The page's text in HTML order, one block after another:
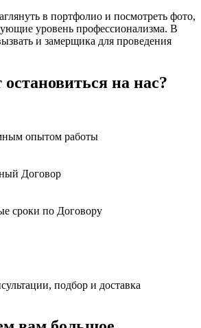
в портфолио и посмотреть фото,
уровень профессионализма. В
и замерщика для проведения
на нас?
опытом работы
Договор
сроки по Договору
подбор и доставка